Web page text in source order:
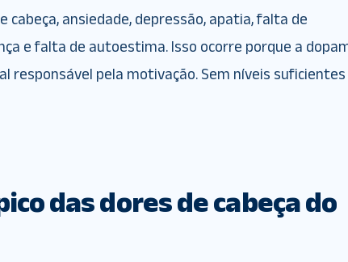
cabeça, ansiedade, depressão, apatia, falta de
e falta de autoestima. Isso ocorre porque a
responsável pela motivação. Sem níveis suficientes
das dores de cabeça do